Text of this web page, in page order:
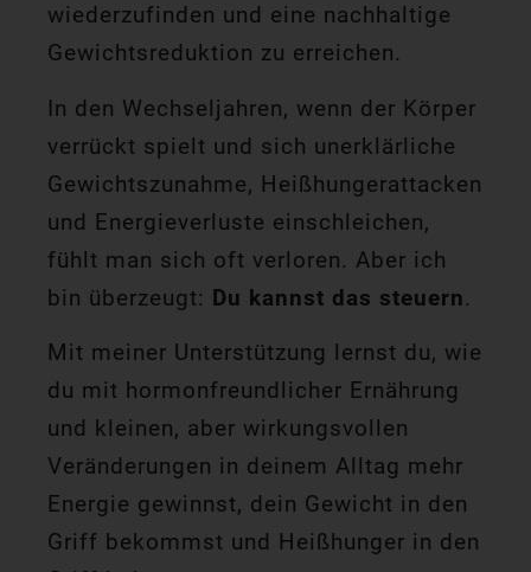
wiederzufinden und eine nachhaltige
Gewichtsreduktion zu erreichen.
In den Wechseljahren, wenn der Körper
verrückt spielt und sich unerklärliche
Gewichtszunahme, Heißhungerattacken
und Energieverluste einschleichen,
fühlt man sich oft verloren. Aber ich
bin überzeugt: Du kannst das steuern.
Mit meiner Unterstützung lernst du, wie
du mit hormonfreundlicher Ernährung
und kleinen, aber wirkungsvollen
Veränderungen in deinem Alltag mehr
Energie gewinnst, dein Gewicht in den
Griff bekommst und Heißhunger in den